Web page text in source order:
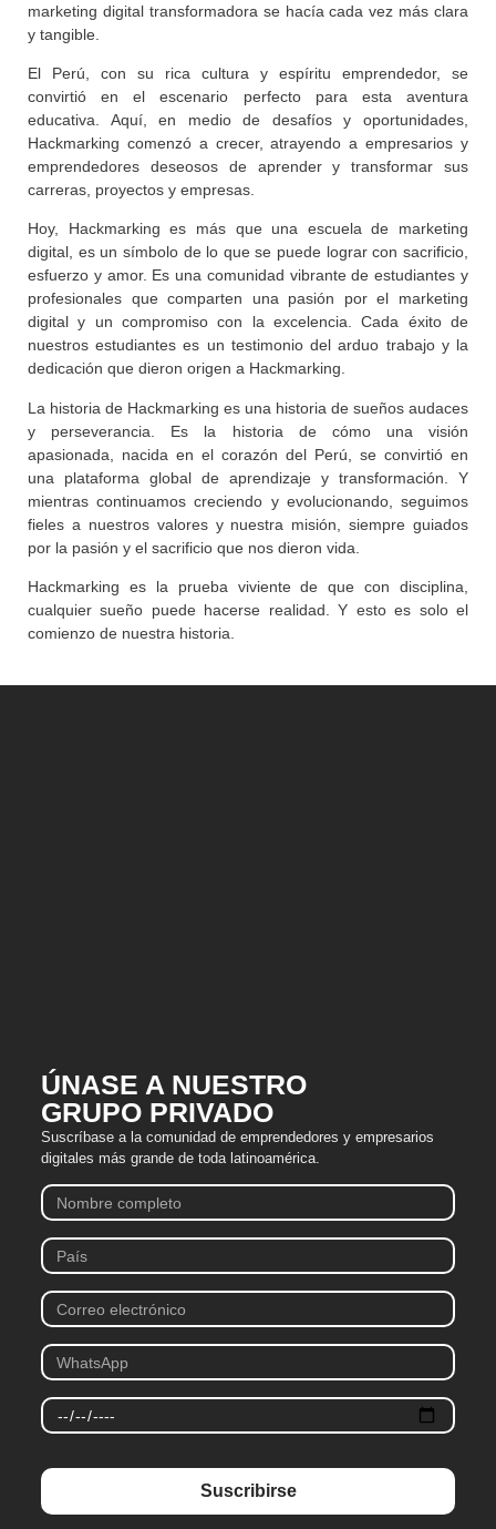
marketing digital transformadora se hacía cada vez más clara
y tangible.
El Perú, con su rica cultura y espíritu emprendedor, se
convirtió en el escenario perfecto para esta aventura
educativa. Aquí, en medio de desafíos y oportunidades,
Hackmarking comenzó a crecer, atrayendo a empresarios y
emprendedores deseosos de aprender y transformar sus
carreras, proyectos y empresas.
Hoy, Hackmarking es más que una escuela de marketing
digital, es un símbolo de lo que se puede lograr con sacrificio,
esfuerzo y amor. Es una comunidad vibrante de estudiantes y
profesionales que comparten una pasión por el marketing
digital y un compromiso con la excelencia. Cada éxito de
nuestros estudiantes es un testimonio del arduo trabajo y la
dedicación que dieron origen a Hackmarking.
La historia de Hackmarking es una historia de sueños audaces
y perseverancia. Es la historia de cómo una visión
apasionada, nacida en el corazón del Perú, se convirtió en
una plataforma global de aprendizaje y transformación. Y
mientras continuamos creciendo y evolucionando, seguimos
fieles a nuestros valores y nuestra misión, siempre guiados
por la pasión y el sacrificio que nos dieron vida.
Hackmarking es la prueba viviente de que con disciplina,
cualquier sueño puede hacerse realidad. Y esto es solo el
comienzo de nuestra historia.
ÚNASE A NUESTRO
GRUPO PRIVADO
Suscríbase a la comunidad de emprendedores y empresarios
digitales más grande de toda latinoamérica.
Suscribirse